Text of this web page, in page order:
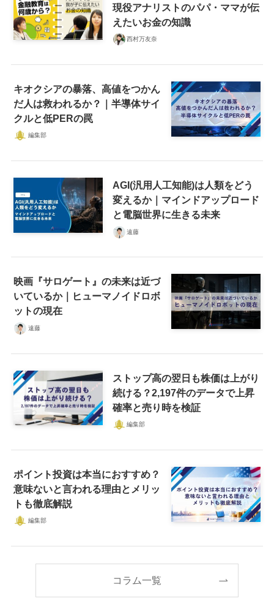
現役アナリストのパパ・ママが伝
えたいお金の知識
西村万友奈
キオクシアの暴落、高値をつかん
だ人は救われるか？｜半導体サイ
クルと低PERの罠
編集部
AGI(汎用人工知能)は人類をどう
変えるか｜マインドアップロード
と電脳世界に生きる未来
遠藤
映画『サロゲート』の未来は近づ
いているか｜ヒューマノイドロボ
ットの現在
遠藤
ストップ高の翌日も株価は上がり
続ける？2,197件のデータで上昇
確率と売り時を検証
編集部
ポイント投資は本当におすすめ？
意味ないと言われる理由とメリッ
トも徹底解説
編集部
コラム一覧